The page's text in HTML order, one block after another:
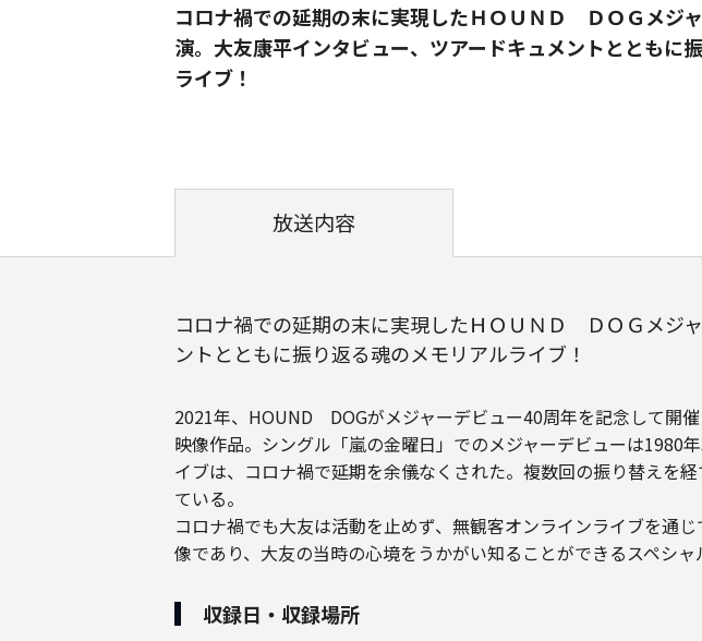
コロナ禍での延期の末に実現したＨＯＵＮＤ ＤＯＧメジ
演。大友康平インタビュー、ツアードキュメントとともに
ライブ！
放送内容
コロナ禍での延期の末に実現したＨＯＵＮＤ ＤＯＧメジ
ントとともに振り返る魂のメモリアルライブ！
2021年、HOUND DOGがメジャーデビュー40周年を記念して開
映像作品。シングル「嵐の金曜日」でのメジャーデビューは1980
イブは、コロナ禍で延期を余儀なくされた。複数回の振り替えを
ている。
コロナ禍でも大友は活動を止めず、無観客オンラインライブを通
像であり、大友の当時の心境をうかがい知ることができるスペシャ
収録日・収録場所